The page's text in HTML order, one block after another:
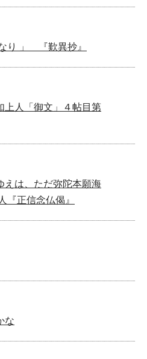
り 」 『歎異抄』
人「御文」４帖目第
えは、ただ弥陀本願海
『正信念仏偈』
な